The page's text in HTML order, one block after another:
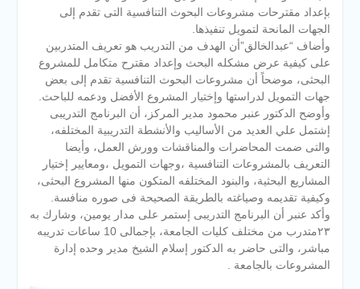
بإعداد مقترحات مشروعات البحوث التنافسية التى تقدم إلى
الجهات المانحة لتمويل تنفيذها.
وأضاف “عبدالخالق”أن الهدف من التدريب هو تعريف المتدربين
على كيفية عرض مشكله البحث وإعداد مقترح متكامل للمشروع
البحثى، موضحاً أن مشروعات البحوث التنافسية تقدم إلى بعض
جهات التمويل لدراستها وإختيار المشروع الأفضل ودعمه للباحث.
وأوضح الدكتور عنبر محمود مدير المركز، أن البرنامج التدريبى
إشتمل علي العديد من الأساليب والأنشطة التدريبية المختلفه،
والتى ضمت المحاضرات والمناقشات وورش العمل، وأيضا
التعريف بالمشروعات التنافسية ،وجهات التمويل ،ومعايير إختيار
المشاريع البحثية، والبنود المختلفه المتكون منها المشروع البحثى،
وكيفية تقديمه وصياغته بالطريقة الصحيحة فى صوره منافسة.
وأكد عنبر أن البرنامج التدريبى إستمر على مدار يومين، وشارك به
٢٣متدرب من مختلف كليات الجامعة، بإجمالى 10 ساعات تدريبه
مباشر، والتى حاضر به الدكتور إسلام الشيخ مدير وحده إدارة
المشروعات بالجامعة .